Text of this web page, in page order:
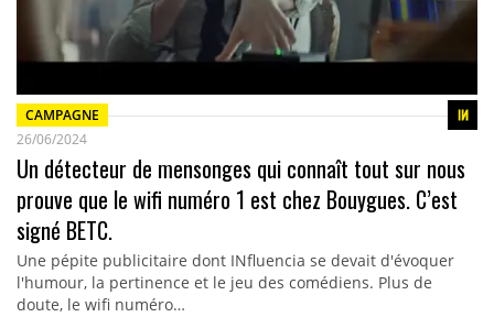
CAMPAGNE
26/06/2024
Un détecteur de mensonges qui connaît tout sur nous
prouve que le wifi numéro 1 est chez Bouygues. C’est
signé BETC.
Une pépite publicitaire dont INfluencia se devait d'évoquer
l'humour, la pertinence et le jeu des comédiens. Plus de
doute, le wifi numéro…